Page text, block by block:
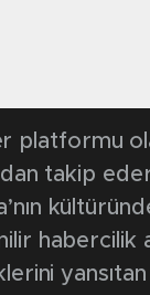
platformu
takip
habercilik
yansıtan